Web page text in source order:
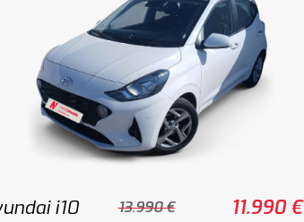
i10 13.990 € 11.990 €